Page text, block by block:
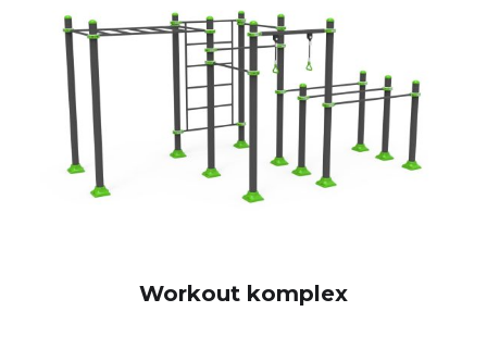
Workout komplex